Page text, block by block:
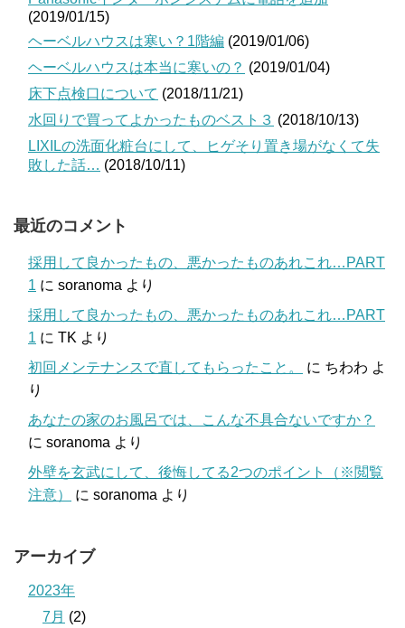
(2019/01/15)
ヘーベルハウスは寒い？1階編 (2019/01/06)
ヘーベルハウスは本当に寒いの？ (2019/01/04)
床下点検口について (2018/11/21)
水回りで買ってよかったものベスト３ (2018/10/13)
LIXILの洗面化粧台にして、ヒゲそり置き場がなくて失
敗した話… (2018/10/11)
最近のコメント
採用して良かったもの、悪かったものあれこれ…PART
1 に soranoma より
採用して良かったもの、悪かったものあれこれ…PART
1 に TK より
初回メンテナンスで直してもらったこと。
に ちわわ よ
り
あなたの家のお風呂では、こんな不具合ないですか？
に soranoma より
外壁を玄武にして、後悔してる2つのポイント（※閲覧
注意）
に soranoma より
アーカイブ
2023年
7月 (2)